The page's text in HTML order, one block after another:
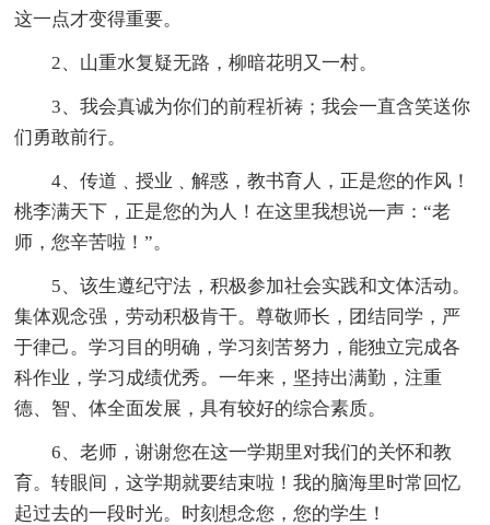
这一点才变得重要。
2、山重水复疑无路，柳暗花明又一村。
3、我会真诚为你们的前程祈祷；我会一直含笑送你
们勇敢前行。
4、传道﹑授业﹑解惑，教书育人，正是您的作风！
桃李满天下，正是您的为人！在这里我想说一声：“老
师，您辛苦啦！”。
5、该生遵纪守法，积极参加社会实践和文体活动。
集体观念强，劳动积极肯干。尊敬师长，团结同学，严
于律己。学习目的明确，学习刻苦努力，能独立完成各
科作业，学习成绩优秀。一年来，坚持出满勤，注重
德、智、体全面发展，具有较好的综合素质。
6、老师，谢谢您在这一学期里对我们的关怀和教
育。转眼间，这学期就要结束啦！我的脑海里时常回忆
起过去的一段时光。时刻想念您，您的学生！